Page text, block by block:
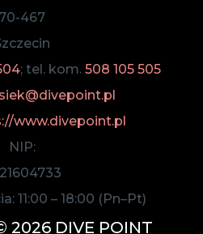
70-467
; tel. kom. 508 105 505
www.divepoint.pl
NIP:
11:00 – 18:00 (Pn–Pt)
2026 DIVE POINT